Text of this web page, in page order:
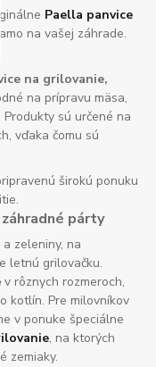
Paella panvice
na vašej záhrade.
na grilovanie,
na prípravu mäsa,
sú určené na
vďaka čomu sú
širokú ponuku
párty
zeleniny, na
letnú grilovačku.
v rôznych rozmeroch,
kotlín. Pre milovníkov
v ponuke špeciálne
, na ktorých
zemiaky.